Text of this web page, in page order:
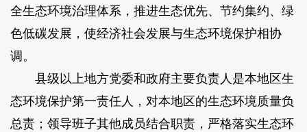
全生态环境治理体系，推进生态优先、节约集约、绿
色低碳发展，使经济社会发展与生态环境保护相协
调。
县级以上地方党委和政府主要负责人是本地区生
态环境保护第一责任人，对本地区的生态环境质量负
总责；领导班子其他成员结合职责，严格落实生态环